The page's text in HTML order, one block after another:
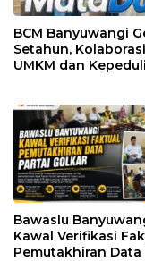
BCM Banyuwangi
Setahun, Kolaborasi
UMKM dan
Bawaslu
Kawal Verifikasi
Pemutakhiran Data